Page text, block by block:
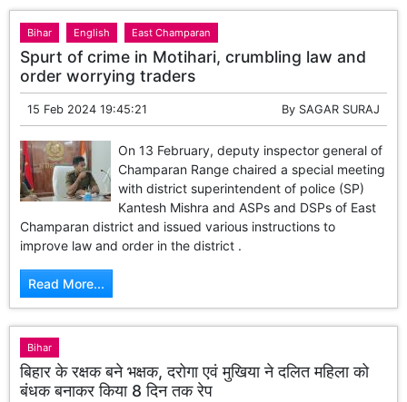
Bihar English East Champaran
Spurt of crime in Motihari, crumbling law and
order worrying traders
15 Feb 2024 19:45:21 By SAGAR SURAJ
On 13 February, deputy inspector general of
Champaran Range chaired a special meeting
with district superintendent of police (SP)
Kantesh Mishra and ASPs and DSPs of East
Champaran district and issued various instructions to
improve law and order in the district .
Read More...
Bihar
बिहार के रक्षक बने भक्षक, दरोगा एवं मुखिया ने दलित महिला को
बंधक बनाकर किया 8 दिन तक रेप